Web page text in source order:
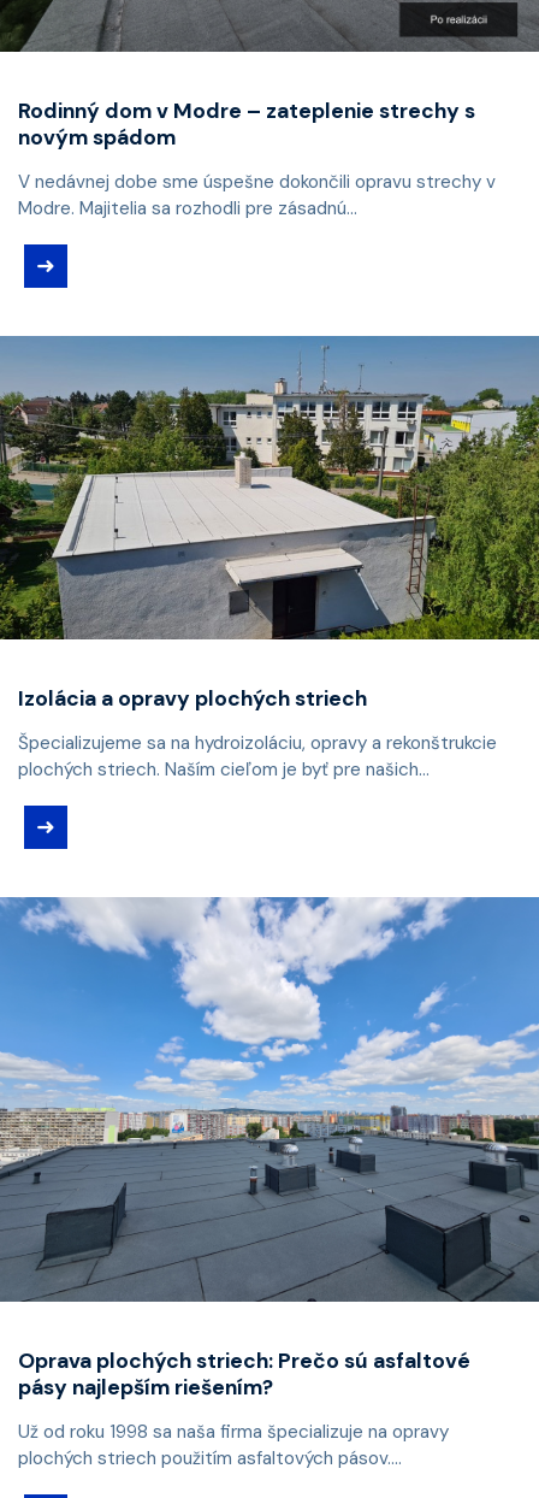
Rodinný dom v Modre – zateplenie strechy s
novým spádom
V nedávnej dobe sme úspešne dokončili opravu strechy v
Modre. Majitelia sa rozhodli pre zásadnú...
➜
Izolácia a opravy plochých striech
Špecializujeme sa na hydroizoláciu, opravy a rekonštrukcie
plochých striech. Naším cieľom je byť pre našich...
➜
Oprava plochých striech: Prečo sú asfaltové
pásy najlepším riešením?
Už od roku 1998 sa naša firma špecializuje na opravy
plochých striech použitím asfaltových pásov....